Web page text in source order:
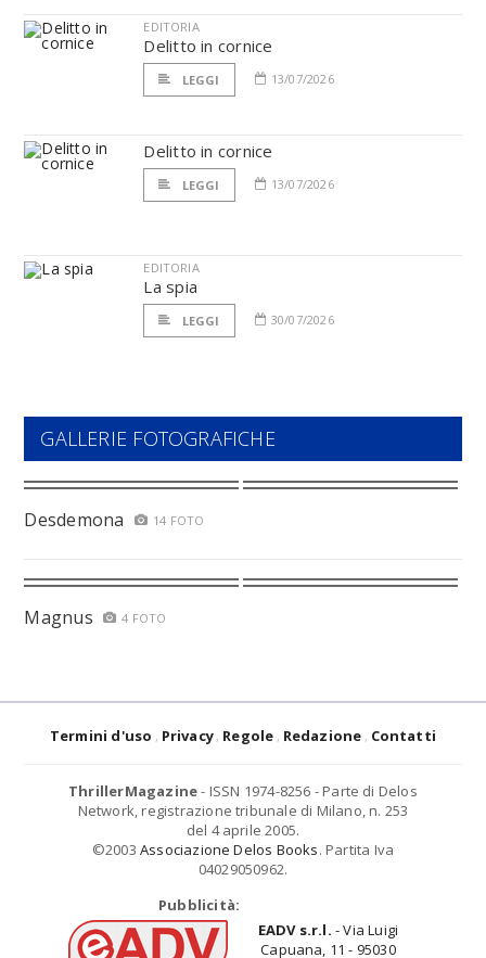
EDITORIA
Delitto in cornice
LEGGI 13/07/2026
Delitto in cornice
LEGGI 13/07/2026
EDITORIA
La spia
LEGGI 30/07/2026
GALLERIE FOTOGRAFICHE
Desdemona 14 FOTO
Magnus 4 FOTO
Termini d'uso Privacy Regole Redazione Contatti
ThrillerMagazine- ISSN 1974-8256 - Parte di Delos
Network, registrazione tribunale di Milano, n. 253
del 4 aprile 2005.
©2003 Associazione Delos Books. Partita Iva
04029050962.
Pubblicità:
EADV s.r.l. - Via Luigi
Capuana, 11 - 95030